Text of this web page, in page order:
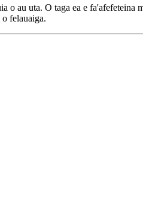
o au uta. O taga ea e
felauaiga.